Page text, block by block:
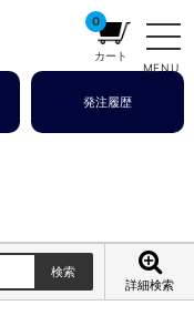
MENU
0
カート
発注履歴
詳細検索